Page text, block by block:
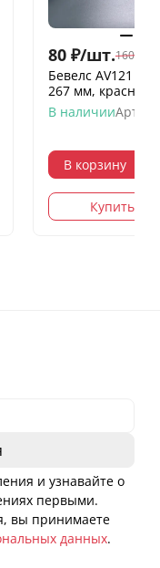
80 ₽/шт.160
Бевелс AV121
267 мм, красный
В наличии
В корзину
Купить в
и узнавайте о
первыми.
вы принимаете
данных.